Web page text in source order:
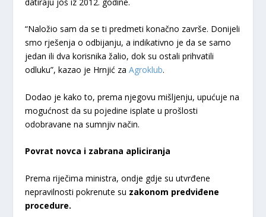
“Naložio sam da se ti predmeti konačno završe. Donijeli
smo rješenja o odbijanju, a indikativno je da se samo
jedan ili dva korisnika žalio, dok su ostali prihvatili
odluku”, kazao je Hrnjić zaAgroklub.
Dodao je kako to, prema njegovu mišljenju, upućuje na
mogućnost da su pojedine isplate u prošlosti
odobravane na sumnjiv način.
Povrat novca i zabrana apliciranja
Prema riječima ministra, ondje gdje su utvrđene
nepravilnosti pokrenute su zakonom predviđene
procedure.